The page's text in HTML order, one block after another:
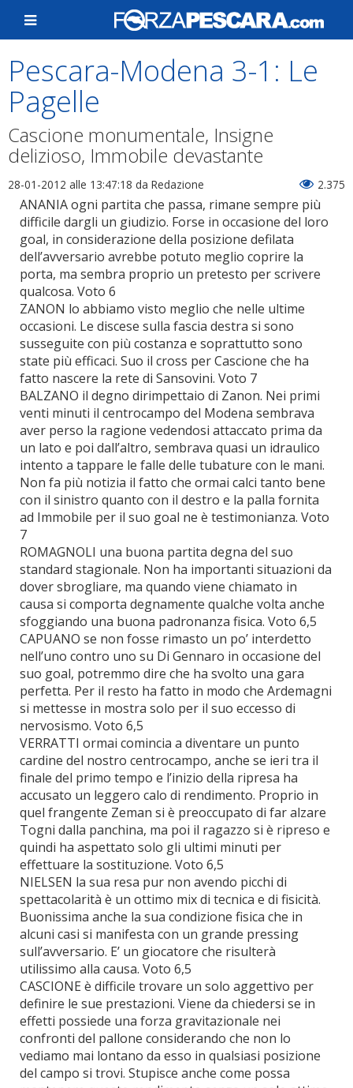
Pescara-Modena 3-1: Le
Pagelle
Cascione monumentale, Insigne
delizioso, Immobile devastante
28-01-2012 alle 13:47:18 da Redazione 2.375
ANANIA ogni partita che passa, rimane sempre più
difficile dargli un giudizio. Forse in occasione del loro
goal, in considerazione della posizione defilata
dell’avversario avrebbe potuto meglio coprire la
porta, ma sembra proprio un pretesto per scrivere
qualcosa. Voto 6
ZANON lo abbiamo visto meglio che nelle ultime
occasioni. Le discese sulla fascia destra si sono
susseguite con più costanza e soprattutto sono
state più efficaci. Suo il cross per Cascione che ha
fatto nascere la rete di Sansovini. Voto 7
BALZANO il degno dirimpettaio di Zanon. Nei primi
venti minuti il centrocampo del Modena sembrava
aver perso la ragione vedendosi attaccato prima da
un lato e poi dall’altro, sembrava quasi un idraulico
intento a tappare le falle delle tubature con le mani.
Non fa più notizia il fatto che ormai calci tanto bene
con il sinistro quanto con il destro e la palla fornita
ad Immobile per il suo goal ne è testimonianza. Voto
7
ROMAGNOLI una buona partita degna del suo
standard stagionale. Non ha importanti situazioni da
dover sbrogliare, ma quando viene chiamato in
causa si comporta degnamente qualche volta anche
sfoggiando una buona padronanza fisica. Voto 6,5
CAPUANO se non fosse rimasto un po’ interdetto
nell’uno contro uno su Di Gennaro in occasione del
suo goal, potremmo dire che ha svolto una gara
perfetta. Per il resto ha fatto in modo che Ardemagni
si mettesse in mostra solo per il suo eccesso di
nervosismo. Voto 6,5
VERRATTI ormai comincia a diventare un punto
cardine del nostro centrocampo, anche se ieri tra il
finale del primo tempo e l’inizio della ripresa ha
accusato un leggero calo di rendimento. Proprio in
quel frangente Zeman si è preoccupato di far alzare
Togni dalla panchina, ma poi il ragazzo si è ripreso e
quindi ha aspettato solo gli ultimi minuti per
effettuare la sostituzione. Voto 6,5
NIELSEN la sua resa pur non avendo picchi di
spettacolarità è un ottimo mix di tecnica e di fisicità.
Buonissima anche la sua condizione fisica che in
alcuni casi si manifesta con un grande pressing
sull’avversario. E’ un giocatore che risulterà
utilissimo alla causa. Voto 6,5
CASCIONE è difficile trovare un solo aggettivo per
definire le sue prestazioni. Viene da chiedersi se in
effetti possiede una forza gravitazionale nei
confronti del pallone considerando che non lo
vediamo mai lontano da esso in qualsiasi posizione
del campo si trovi. Stupisce anche come possa